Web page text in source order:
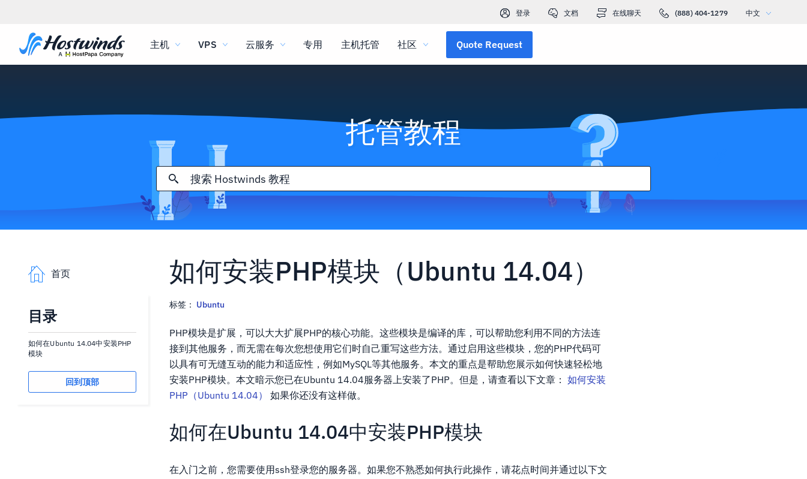
登录 文档 在线聊天 (888) 404-1279 中文
主机 VPS 云服务 专用 主机托管 社区 Quote Request
托管教程
首页
目录
如何在Ubuntu 14.04中安装PHP
模块
回到顶部
如何安装PHP模块（Ubuntu 14.04）
标签： Ubuntu
PHP模块是扩展，可以大大扩展PHP的核心功能。这些模块是编译的库，可以帮助您利用不同的方法连
接到其他服务，而无需在每次您想使用它们时自己重写这些方法。通过启用这些模块，您的PHP代码可
以具有可无缝互动的能力和适应性，例如MySQL等其他服务。本文的重点是帮助您展示如何快速轻松地
安装PHP模块。本文暗示您已在Ubuntu 14.04服务器上安装了PHP。但是，请查看以下文章：如何安装
PHP（Ubuntu 14.04）
如果你还没有这样做。
如何在Ubuntu 14.04中安装PHP模块
在入门之前，您需要使用ssh登录您的服务器。如果您不熟悉如何执行此操作，请花点时间并通过以下文